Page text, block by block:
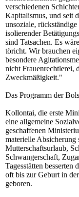
verschiedenen
Kapitalismus, und seit
unsoziale,
isolierender
sind Tatsachen. Es
töricht. Wir brauchen
besondere
nicht Frauenrechtlerei,
Zweckmäßigkeit."
Das Programm der
Kollontai, die erste
eine allgemeine
geschaffenen
materielle Absicherung
Mutterschaftsurlaub,
Schwangerschaft,
Tagesstätten
oft bis zur Geburt in
geboren.